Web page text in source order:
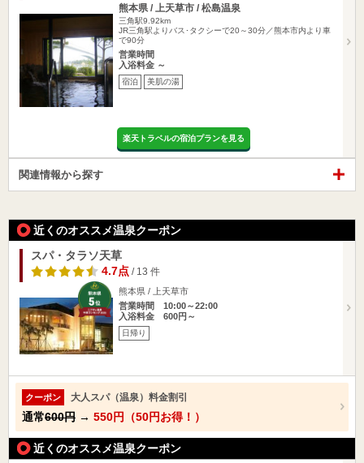
熊本県 / 上天草市 / 松島温泉
三角駅9.92km
JR三角駅よりバス･タクシーで20～30分／熊本市内より車
で90分
営業時間
入浴料金 ～
宿泊 美肌の湯
楽天トラベルの宿泊プランを見る
関連情報から探す
近くのオススメ温泉クーポン
スパ・タラソ天草
4.7点/ 13 件
熊本県 / 上天草市
営業時間 10:00～22:00
入浴料金 600円～
日帰り
クーポン 大人スパ（温泉）料金割引
通常600円 → 550円（50円お得！）
近くのオススメ温泉クーポン